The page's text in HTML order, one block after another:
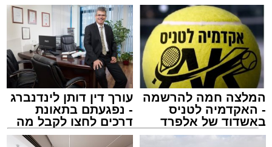
המלצה חמה להרשמה
- האקדמיה לטניס
באשדוד של אלפרד
קריאולנסקי - לילדים
עורך דין דותן לינדנברג
- נפגעתם בתאונת
דרכים לחצו לקבל מה
שמגיע לכם